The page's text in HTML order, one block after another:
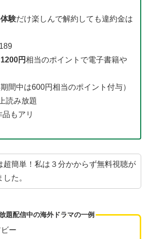
験だけ楽しんで解約しても違約金は
円相当のポイントで電子書籍や
間中は600円相当のポイント付与）
読み放題
もアリ
超簡単！私は３分かからず無料視聴が
た。
題配信中の海外ドラマの一例
ー